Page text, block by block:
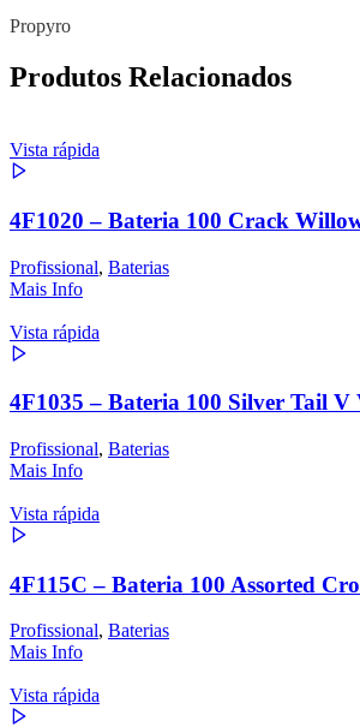
Propyro
Produtos Relacionados
Vista rápida
4F1020 – Bateria 100 Crack
Profissional, Baterias
Mais Info
Vista rápida
4F1035 – Bateria 100 Silver Tail V
Profissional, Baterias
Mais Info
Vista rápida
4F115C – Bateria 100 Assorted
Profissional, Baterias
Mais Info
Vista rápida